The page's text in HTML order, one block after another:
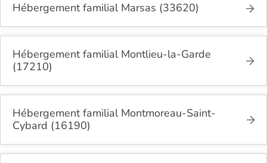
Hébergement familial Marsas (33620)
Hébergement familial Montlieu-la-Garde
(17210)
Hébergement familial Montmoreau-Saint-
Cybard (16190)